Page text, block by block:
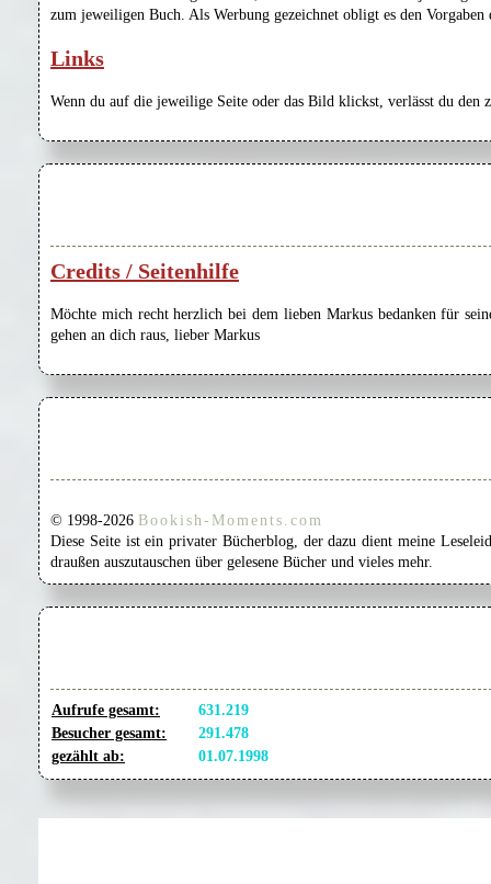
zum jeweiligen Buch. Als Werbung gezeichnet obligt es den
Links
Wenn du auf die jeweilige Seite oder das Bild klickst, verlässt du den
Credits / Seitenhilfe
Möchte mich recht herzlich bei dem lieben Markus bedanken für
gehen an dich raus, lieber Markus
© 1998-2026 Bookish-Moments.com
Diese Seite ist ein privater Bücherblog, der dazu dient meine
draußen auszutauschen über gelesene Bücher und vieles mehr.
Aufrufe gesamt:
631.219
Besucher gesamt:
291.478
gezählt ab:
01.07.1998